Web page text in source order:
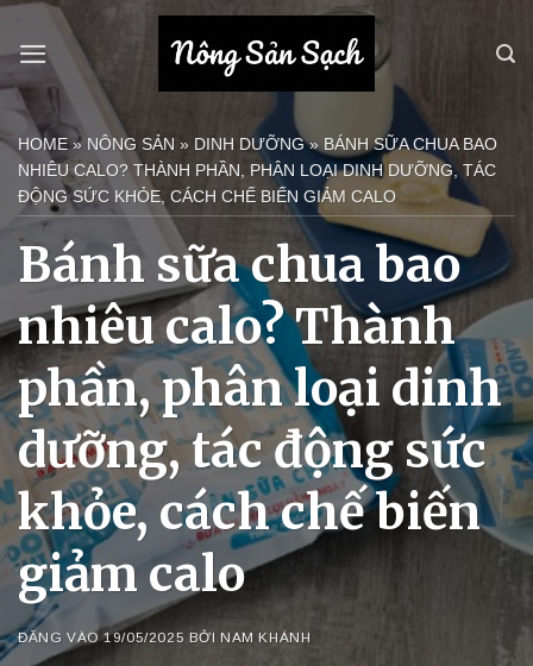
Bỏ
qua
dung
HOME» NÔNG SẢN » DINH DƯỠNG» BÁNH SỮA CHUA BAO
NHIÊU CALO? THÀNH PHẦN, PHÂN LOẠI DINH DƯỠNG, TÁC
ĐỘNG SỨC KHỎE, CÁCH CHẾ BIẾN GIẢM CALO
Bánh sữa chua bao
nhiêu calo? Thành
phần, phân loại dinh
dưỡng, tác động sức
khỏe, cách chế biến
giảm calo
ĐĂNG VÀO19/05/2025 BỞINAM KHÁNH